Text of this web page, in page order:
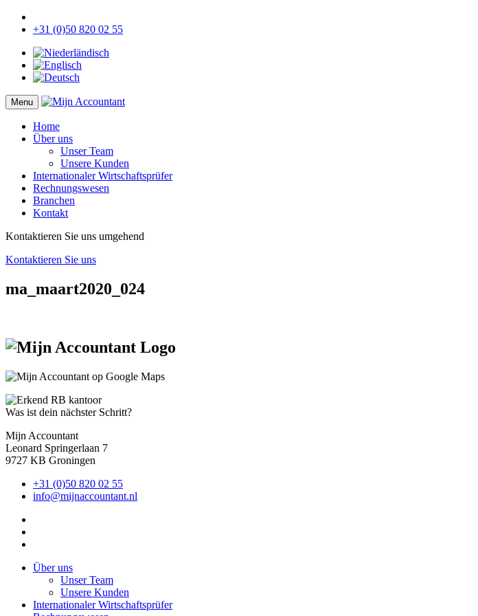
+31 (0)50 820 02 55
Menu
Home
Über uns
Unser Team
Unsere Kunden
Internationaler Wirtschaftsprüfer
Rechnungswesen
Branchen
Kontakt
Kontaktieren Sie uns umgehend
Kontaktieren Sie uns
ma_maart2020_024
Was ist dein nächster Schritt?
Mijn Accountant
Leonard Springerlaan 7
9727 KB Groningen
+31 (0)50 820 02 55
info@mijnaccountant.nl
Über uns
Unser Team
Unsere Kunden
Internationaler Wirtschaftsprüfer